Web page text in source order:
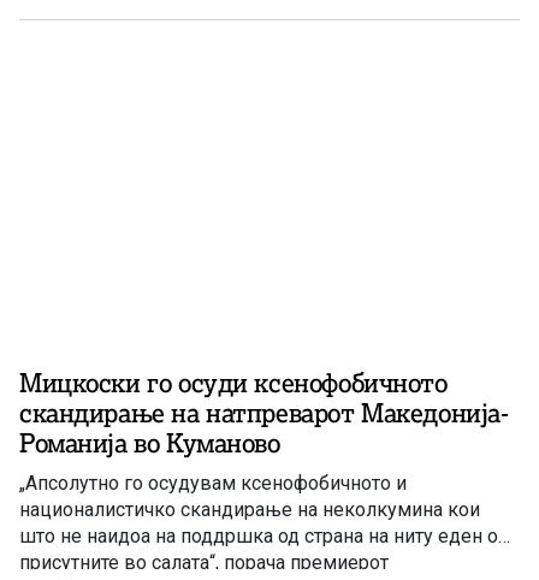
Мицкоски го осуди ксенофобичното
скандирање на натпреварот Македонија-
Романија во Куманово
„Апсолутно го осудувам ксенофобичното и
националистичко скандирање на неколкумина кои
што не наидоа на поддршка од страна на ниту еден од
присутните во салата“, порача премиерот